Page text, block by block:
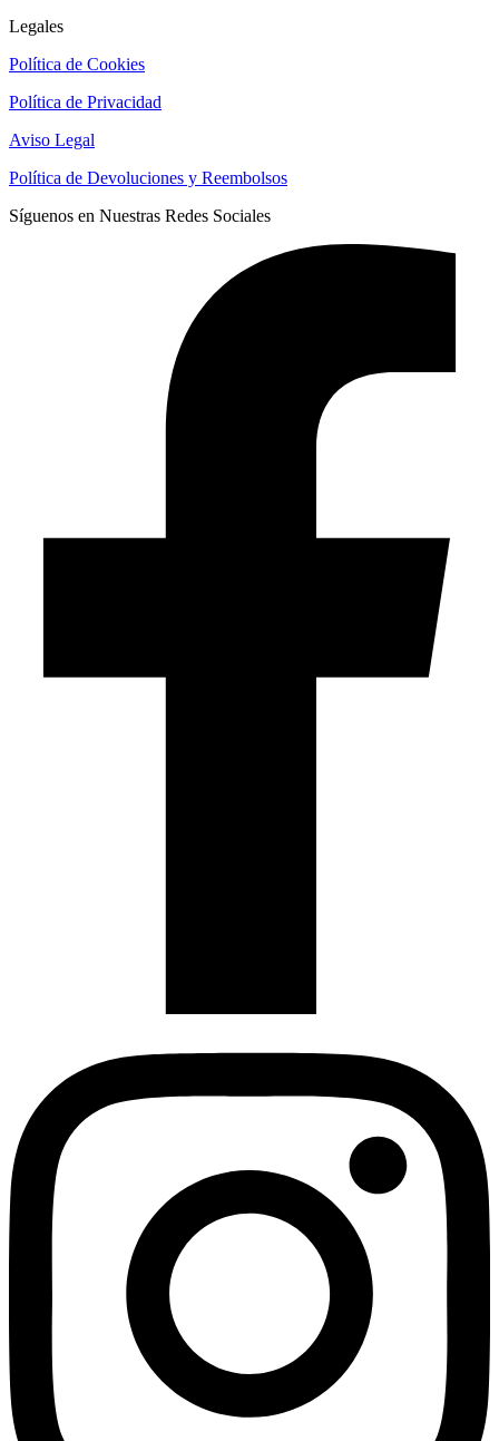
Legales
Política de Cookies
Política de Privacidad
Aviso Legal
Política de Devoluciones y Reembolsos
Síguenos en Nuestras Redes Sociales